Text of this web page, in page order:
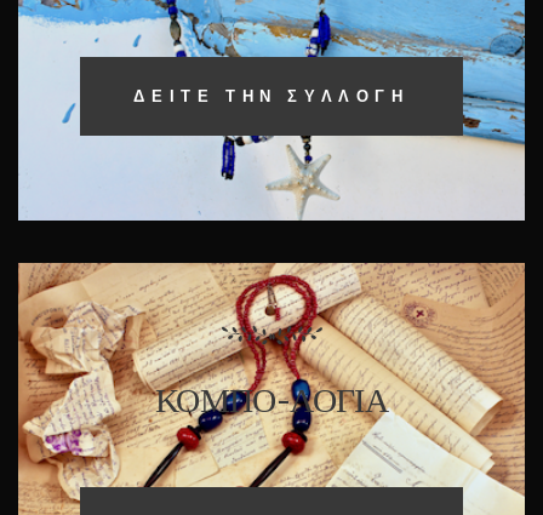
ΔΕΙΤΕ ΤΗΝ ΣΥΛΛΟΓΗ
ΚΟΜΠΟ-ΛΌΓΙΑ